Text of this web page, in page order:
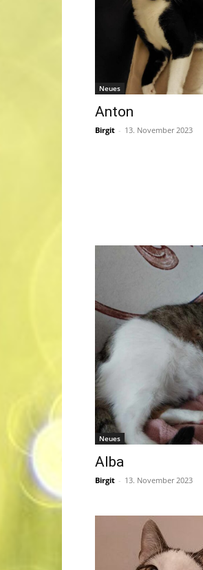
Neues
Anton
Birgit - 13. November 2023
Neues
Alba
Birgit - 13. November 2023